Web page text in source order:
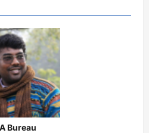
Bureau